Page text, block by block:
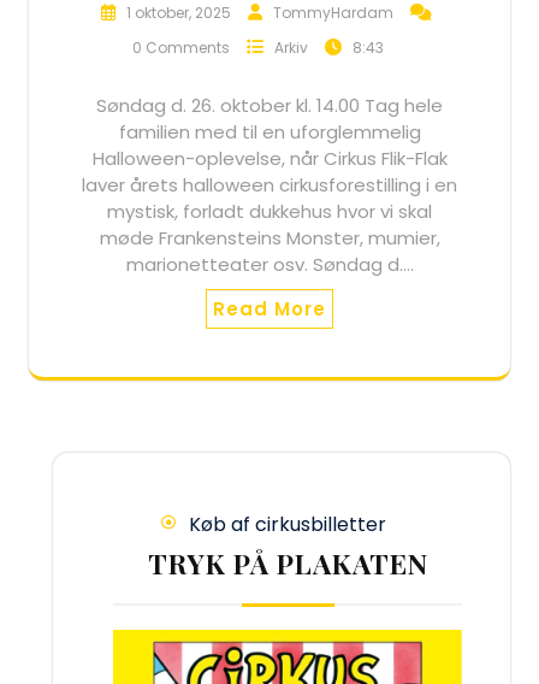
1 oktober, 2025
TommyHardam
0 Comments
Arkiv 8:43
Søndag d. 26. oktober kl. 14.00 Tag hele
familien med til en uforglemmelig
Halloween-oplevelse, når Cirkus Flik-Flak
laver årets halloween cirkusforestilling i en
mystisk, forladt dukkehus hvor vi skal
møde Frankensteins Monster, mumier,
marionetteater osv. Søndag d.…
Read More
Køb af cirkusbilletter
TRYK PÅ PLAKATEN